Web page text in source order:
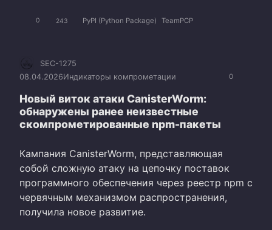
0 243 PyPI (Python Package) TeamPCP
0
SEC-1275
08.04.2026Индикаторы компрометации
Новый виток атаки CanisterWorm:
обнаружены ранее неизвестные
скомпрометированные npm-пакеты
Кампания CanisterWorm, представляющая
собой сложную атаку на цепочку поставок
программного обеспечения через реестр npm с
червячным механизмом распространения,
получила новое развитие.